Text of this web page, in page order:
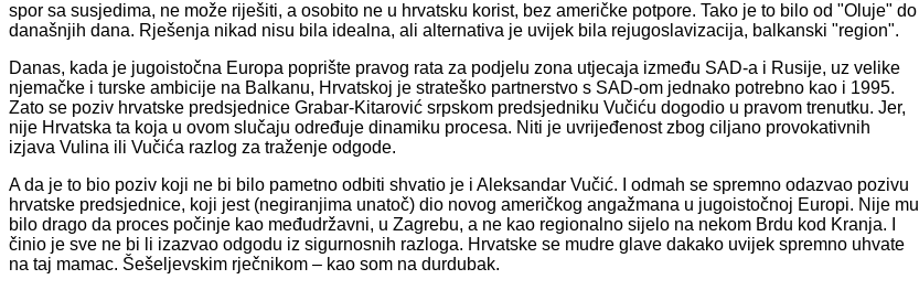
spor sa susjedima, ne može riješiti, a osobito ne u hrvatsku korist, bez američke potpore. Tako je to bilo od "Oluje" do
današnjih dana. Rješenja nikad nisu bila idealna, ali alternativa je uvijek bila rejugoslavizacija, balkanski "region".
Danas, kada je jugoistočna Europa poprište pravog rata za podjelu zona utjecaja između SAD-a i Rusije, uz velike
njemačke i turske ambicije na Balkanu, Hrvatskoj je strateško partnerstvo s SAD-om jednako potrebno kao i 1995.
Zato se poziv hrvatske predsjednice Grabar-Kitarović srpskom predsjedniku Vučiću dogodio u pravom trenutku. Jer,
nije Hrvatska ta koja u ovom slučaju određuje dinamiku procesa. Niti je uvrijeđenost zbog ciljano provokativnih
izjava Vulina ili Vučića razlog za traženje odgode.
A da je to bio poziv koji ne bi bilo pametno odbiti shvatio je i Aleksandar Vučić. I odmah se spremno odazvao pozivu
hrvatske predsjednice, koji jest (negiranjima unatoč) dio novog američkog angažmana u jugoistočnoj Europi. Nije mu
bilo drago da proces počinje kao međudržavni, u Zagrebu, a ne kao regionalno sijelo na nekom Brdu kod Kranja. I
činio je sve ne bi li izazvao odgodu iz sigurnosnih razloga. Hrvatske se mudre glave dakako uvijek spremno uhvate
na taj mamac. Šešeljevskim rječnikom – kao som na durdubak.